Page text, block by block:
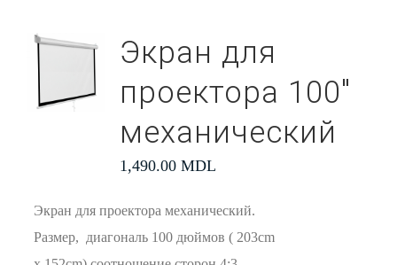
Экран для
проектора 100″
механический
1,490.00 MDL
Экран для проектора механический.
Размер, диагональ 100 дюймов ( 203cm